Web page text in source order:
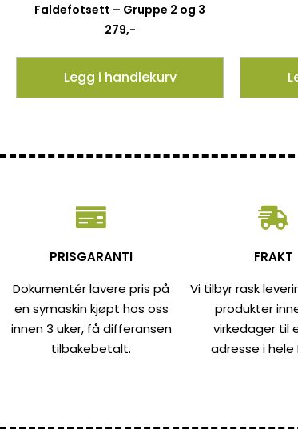
Faldefotsett – Gruppe 2 og 3
279,-
Legg i handlekurv
PRISGARANTI
Dokumentér lavere pris på
en symaskin kjøpt hos oss
innen 3 uker, få differansen
tilbakebetalt.
FRAKT
Vi tilbyr rask
produkter
virkedager til
adresse i hele